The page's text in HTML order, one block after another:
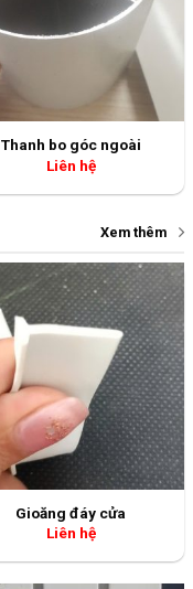
Thanh bo góc ngoài
Liên hệ
Xem thêm
Gioăng đáy cửa
Liên hệ